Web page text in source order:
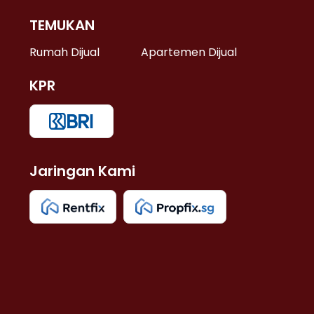
TEMUKAN
Rumah Dijual Apartemen Dijual
KPR
Jaringan Kami